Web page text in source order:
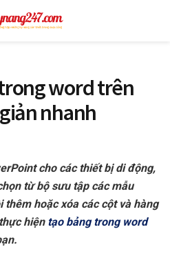
word trên
nhanh
cho các thiết bị di động,
từ bộ sưu tập các mẫu
thêm hoặc xóa các cột và hàng
hiện tạo bảng trong word